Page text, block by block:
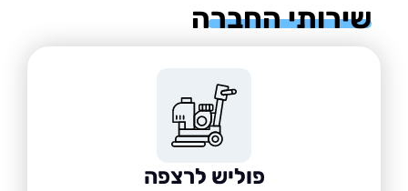
החברה
פוליש לרצפה